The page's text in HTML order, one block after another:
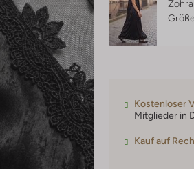
Kostenloser
Mitglieder in
Kauf auf